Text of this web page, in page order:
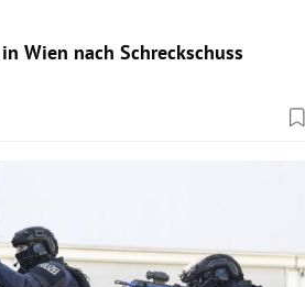
Wien nach Schreckschuss